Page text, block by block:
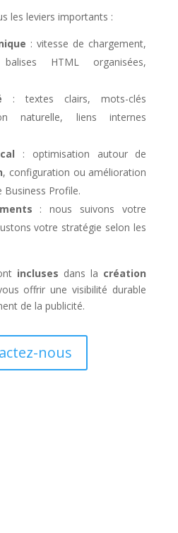
les leviers importants :
: vitesse de chargement,
HTML organisées,
: textes clairs, mots-clés
naturelle, liens internes
: optimisation autour de
, configuration ou amélioration
Profile.
: nous suivons votre
votre stratégie selon les
incluses dans la création
offrir une visibilité durable
de la publicité.
nous